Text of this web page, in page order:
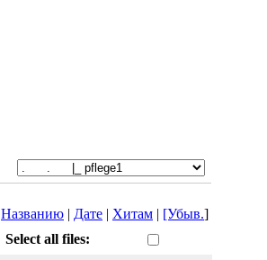
Названию | Дате | Хитам | [Убыв.]
Select all files: